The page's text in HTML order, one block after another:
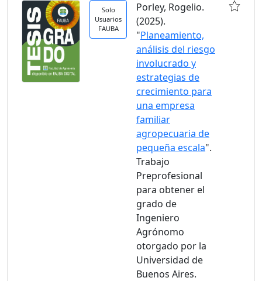
Solo
Usuarios
FAUBA
Porley, Rogelio.
(2025).
"Planeamiento,
análisis del riesgo
involucrado y
estrategias de
crecimiento para
una empresa
familiar
agropecuaria de
pequeña escala".
Trabajo
Preprofesional
para obtener el
grado de
Ingeniero
Agrónomo
otorgado por la
Universidad de
Buenos Aires.